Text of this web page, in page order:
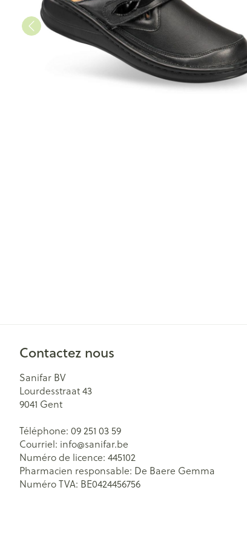
Contactez nous
Sanifar BV
Lourdesstraat 43
9041 Gent
Téléphone: 09 251 03 59
Courriel: info@sanifar.be
Numéro de licence: 445102
Pharmacien responsable: De Baere Gemma
Numéro TVA: BE0424456756